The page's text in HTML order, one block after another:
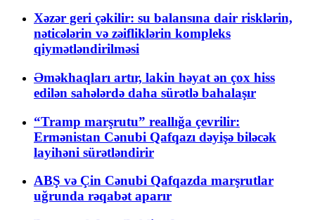
Xəzər geri çəkilir: su balansına dair risklərin,
nəticələrin və zəifliklərin kompleks
qiymətləndirilməsi
Əməkhaqları artır, lakin həyat ən çox hiss
edilən sahələrdə daha sürətlə bahalaşır
“Tramp marşrutu” reallığa çevrilir:
Ermənistan Cənubi Qafqazı dəyişə biləcək
layihəni sürətləndirir
ABŞ və Çin Cənubi Qafqazda marşrutlar
uğrunda rəqabət aparır